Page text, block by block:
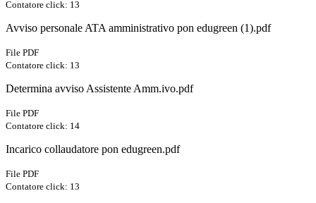
Contatore click: 13
Avviso personale ATA amministrativo pon edugreen (1).pdf
File PDF
Contatore click: 13
Determina avviso Assistente Amm.ivo.pdf
File PDF
Contatore click: 14
Incarico collaudatore pon edugreen.pdf
File PDF
Contatore click: 13